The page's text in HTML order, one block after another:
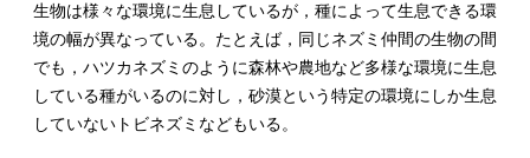
生物は様々な環境に生息しているが，種によって生息できる環
境の幅が異なっている。たとえば，同じネズミ仲間の生物の間
でも，ハツカネズミのように森林や農地など多様な環境に生息
している種がいるのに対し，砂漠という特定の環境にしか生息
していないトビネズミなどもいる。